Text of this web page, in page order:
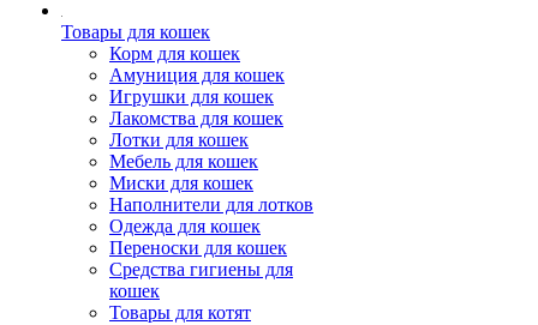
Товары для кошек
Корм для кошек
Амуниция для кошек
Игрушки для кошек
Лакомства для кошек
Лотки для кошек
Мебель для кошек
Миски для кошек
Наполнители для лотков
Одежда для кошек
Переноски для кошек
Средства гигиены для
кошек
Товары для котят